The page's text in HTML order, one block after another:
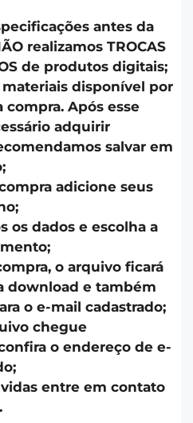
antes da
realizamos TROCAS
de produtos digitais;
disponível por
compra. Após esse
adquirir
salvar em
adicione seus
os dados e escolha a
o arquivo ficará
download e também
o e-mail cadastrado;
chegue
o endereço de e-
entre em contato